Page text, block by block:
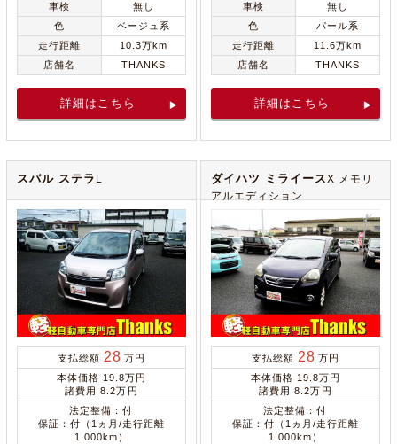
車検
無し
色
ベージュ系
走行距離
10.3万km
店舗名
THANKS
詳細はこちら
車検
無し
色
パール系
走行距離
11.6万km
店舗名
THANKS
詳細はこちら
スバル ステラ
支払総額 28 万円
本体価格 19.8万円
諸費用 8.2万円
法定整備：付
保証：付（1ヵ月/走行距離
1,000km）
ダイハツ ミライースX メモリ
アルエディション
支払総額 28 万円
本体価格 19.8万円
諸費用 8.2万円
法定整備：付
保証：付（1ヵ月/走行距離
1,000km）